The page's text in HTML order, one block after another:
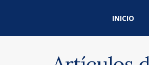
INICIO